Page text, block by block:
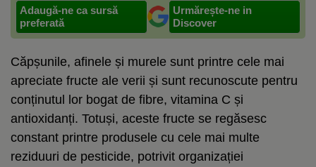
Adaugă-ne ca sursă
preferată
Urmărește-ne in
Discover
Căpșunile, afinele și murele sunt printre cele mai
apreciate fructe ale verii și sunt recunoscute pentru
conținutul lor bogat de fibre, vitamina C și
antioxidanți. Totuși, aceste fructe se regăsesc
constant printre produsele cu cele mai multe
reziduuri de pesticide, potrivit organizației